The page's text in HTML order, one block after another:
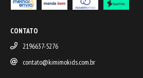
CONTATO
2196637-5276
contato@kimimokids.com.br